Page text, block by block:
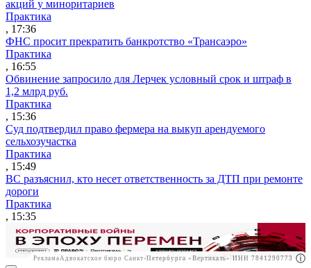
РекламаООО "Право.ру" ИНН: 7704835288
акций у миноритариев
Практика
, 17:36
ФНС просит прекратить банкротство «Трансаэро»
Практика
, 16:55
Обвинение запросило для Лерчек условный срок и штраф в
1,2 млрд руб.
Практика
, 15:36
Суд подтвердил право фермера на выкуп арендуемого
сельхозучастка
Практика
, 15:49
ВС разъяснил, кто несет ответственность за ДТП при ремонте
дороги
Практика
, 15:35
Реклама Адвокатское бюро Санкт-Петербурга «Вертикаль» ИНН 7841290773